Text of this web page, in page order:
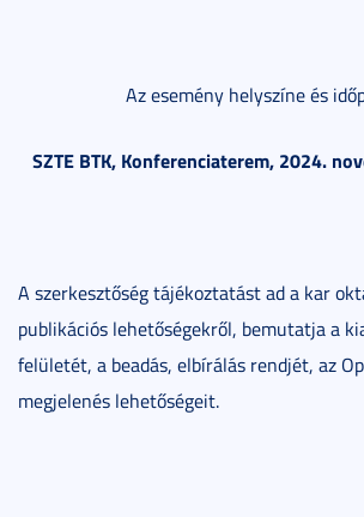
Az esemény helyszíne és
SZTE BTK, Konferenciaterem, 2024.
A szerkesztőség tájékoztatást ad a kar
publikációs lehetőségekről, bemutatja a
felületét, a beadás, elbírálás rendjét, az
megjelenés lehetőségeit.